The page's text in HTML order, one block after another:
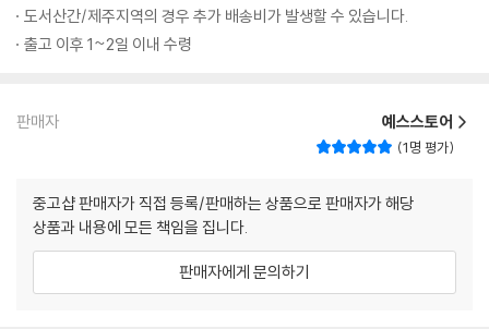
도서산간/제주지역의 경우 추가 배송비가 발생할 수 있습니다.
출고 이후 1~2일 이내 수령
판매자 예스스토어
1명 평가
중고샵 판매자가 직접 등록/판매하는 상품으로 판매자가 해당
상품과 내용에 모든 책임을 집니다.
판매자에게 문의하기